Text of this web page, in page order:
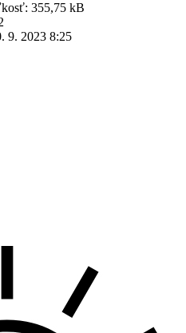
355,75 kB
9. 2023 8:25